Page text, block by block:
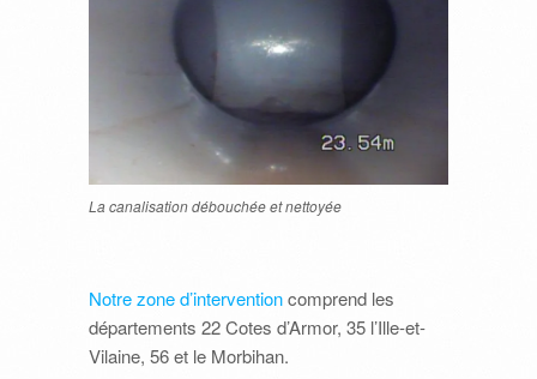
La canalisation débouchée et nettoyée
Notre zone d’interventioncomprend les
départements 22 Cotes d’Armor, 35 l’Ille-et-
Vilaine, 56 et le Morbihan.